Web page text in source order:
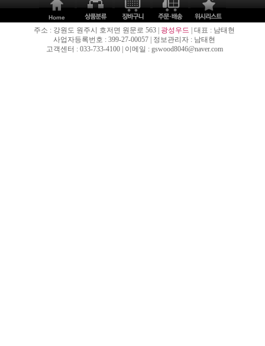
주소 : 강원도 원주시 호저면 원문로 563 | 광성우드 | 대표 : 남태현
사업자등록번호 : 399-27-00057 | 정보관리자 : 남태현
고객센터 : 033-733-4100 | 이메일 : gswood8046@naver.com